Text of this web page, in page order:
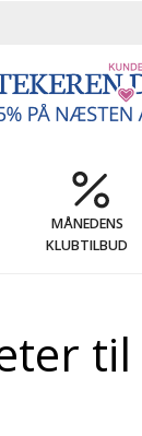
MÅNEDENS
KLUBTILBUD